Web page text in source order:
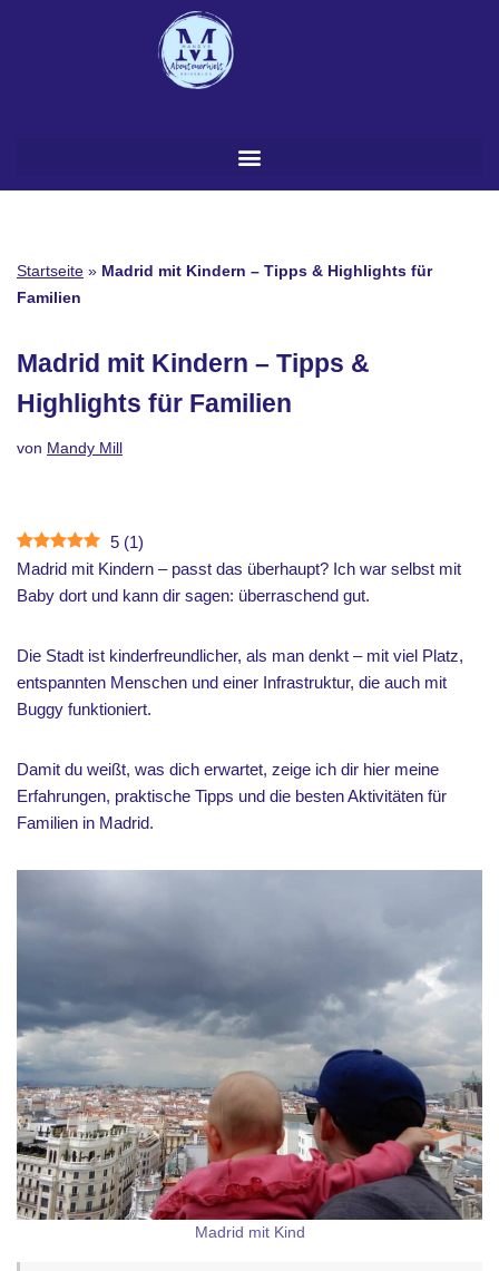
Startseite » Madrid mit Kindern – Tipps & Highlights für
Familien
Madrid mit Kindern – Tipps &
Highlights für Familien
von Mandy Mill
5 (1)
Madrid mit Kindern – passt das überhaupt? Ich war selbst mit
Baby dort und kann dir sagen: überraschend gut.
Die Stadt ist kinderfreundlicher, als man denkt – mit viel Platz,
entspannten Menschen und einer Infrastruktur, die auch mit
Buggy funktioniert.
Damit du weißt, was dich erwartet, zeige ich dir hier meine
Erfahrungen, praktische Tipps und die besten Aktivitäten für
Familien in Madrid.
Madrid mit Kind